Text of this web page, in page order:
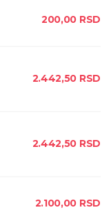
200,00 RSD
2.442,50 RSD
2.442,50 RSD
2.100,00 RSD